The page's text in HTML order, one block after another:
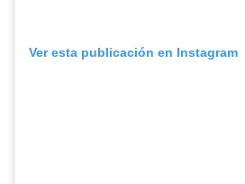
Ver esta publicación en Instagram